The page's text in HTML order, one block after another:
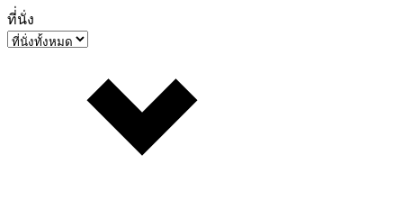
ที่่นั่ง